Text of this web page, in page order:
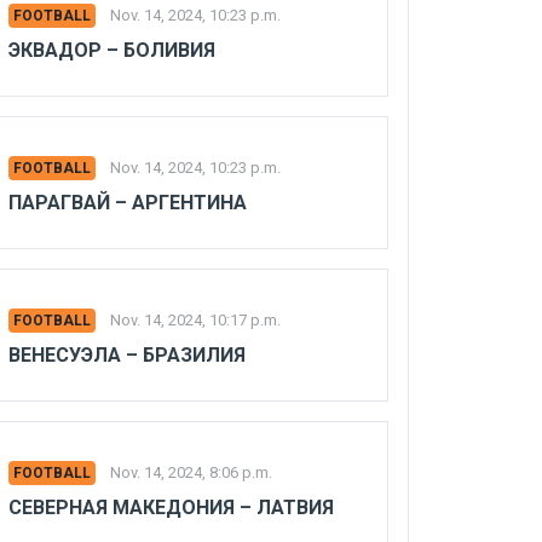
FOOTBALL Nov. 14, 2024, 10:23 p.m.
ЭКВАДОР – БОЛИВИЯ
FOOTBALL Nov. 14, 2024, 10:23 p.m.
ПАРАГВАЙ – АРГЕНТИНА
FOOTBALL Nov. 14, 2024, 10:17 p.m.
ВЕНЕСУЭЛА – БРАЗИЛИЯ
FOOTBALL Nov. 14, 2024, 8:06 p.m.
СЕВЕРНАЯ МАКЕДОНИЯ – ЛАТВИЯ